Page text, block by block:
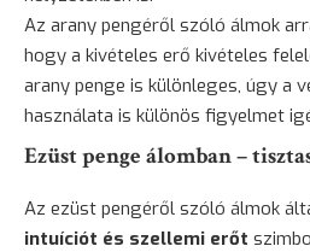
Az arany pengéről szóló álmok
hogy a kivételes erő kivételes
arany penge is különleges, úgy a
használata is különös figyelmet
Ezüst penge álomban –
Az ezüst pengéről szóló álmok
intuíciót és szellemi erőt